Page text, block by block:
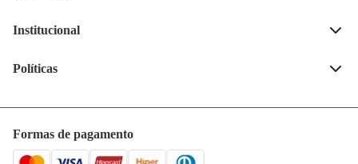
Centro, Ijui - RS
Institucional
Horários de atendimento
Trabalhe conosco
Políticas
Trocas e devoluções
Formas de pagamento